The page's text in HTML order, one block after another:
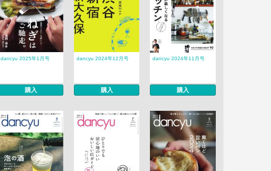
dancyu 2025年1月号
購入
dancyu 2024年12月号
購入
dancyu 2024年11月号
購入